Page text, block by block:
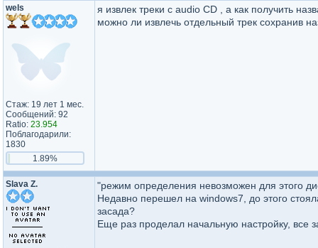
wels
Стаж: 19 лет 1 мес.
Сообщений: 92
Ratio: 23.954
Поблагодарили:
1830
1.89%
я извлек треки с audio CD , а как получить
можно ли извлечь отдельный трек сохранив
Slava Z.
"режим определения невозможен для этого
Недавно перешел на windows7, до этого
засада?
Еще раз проделал начальную настройку, все